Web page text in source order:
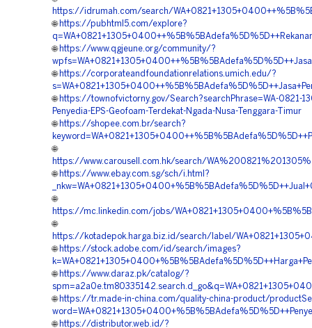
https://idrumah.com/search/
🌐 https://pubhtml5.com/explore?
🌐 https://www.qgjeune.org/community/?
🌐 https://corporateandfoundationrelations.umich.edu/?
🌐 https://townofvictorny.gov/Search?searchPhrase=WA-0821-
Penyedia-EPS-Geofoam-Terdekat-Ngada-Nusa-Tenggara-Timur
🌐 https://shopee.com.br/search?
🌐
https://www.carousell.com.hk/search/
🌐 https://www.ebay.com.sg/sch/i.html?
🌐
https://mc.linkedin.com/jobs/
🌐
https://kotadepok.harga.biz.id/search/label/
🌐 https://stock.adobe.com/id/search/images?
🌐 https://www.daraz.pk/catalog/?
🌐 https://tr.made-in-china.com/quality-china-product/
🌐 https://distributor.web.id/?